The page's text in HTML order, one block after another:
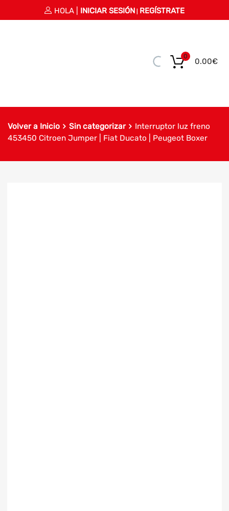
HOLA | INICIAR SESIÓN REGÍSTRATE
0.00€
0
Volver a Inicio Sin categorizar
Interruptor luz freno
453450 Citroen Jumper | Fiat Ducato | Peugeot Boxer